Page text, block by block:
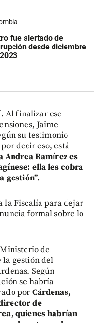
fue alertado de
desde diciembre
Al finalizar ese
Jaime
su testimonio
decir eso, está
Andrea Ramírez es
ella les cobra
gestión”.
la Fiscalía para dejar
formal sobre lo
de
la gestión del
Según
se habría
por Cárdenas,
de
quienes habrían